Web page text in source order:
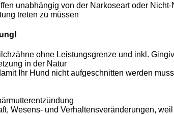
unabhängig von der Narkoseart oder
treten zu müssen
ohne Leistungsgrenze und inkl.
in der Natur
Ihr Hund nicht aufgeschnitten werden
Wesens- und Verhaltensveränderungen,